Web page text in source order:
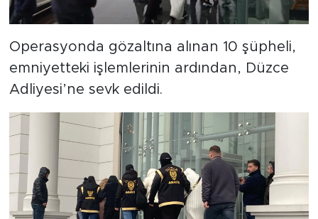
Operasyonda gözaltına alınan 10 şüpheli,
emniyetteki işlemlerinin ardından, Düzce
Adliyesi’ne sevk edildi.